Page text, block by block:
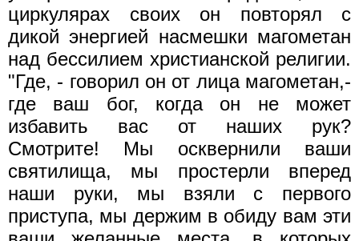
циркулярах своих он повторял с
дикой энергией насмешки магометан
над бессилием христианской религии.
"Где, - говорил он от лица магометан,-
где ваш бог, когда он не может
избавить вас от наших рук?
Смотрите! Мы осквернили ваши
святилища, мы простерли вперед
наши руки, мы взяли с первого
приступа, мы держим в обиду вам эти